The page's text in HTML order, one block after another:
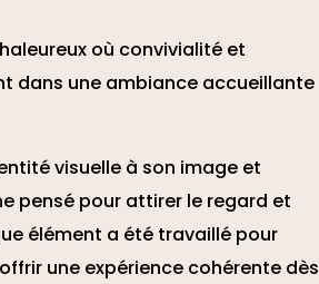
où convivialité et
dans une ambiance accueillante
visuelle à son image et
pensé pour attirer le regard et
élément a été travaillé pour
une expérience cohérente dès